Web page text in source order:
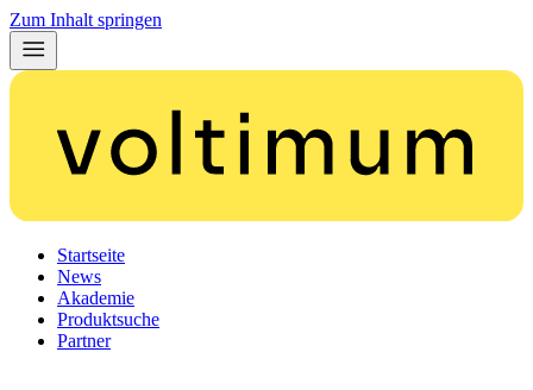
Zum Inhalt springen
Startseite
News
Akademie
Produktsuche
Partner